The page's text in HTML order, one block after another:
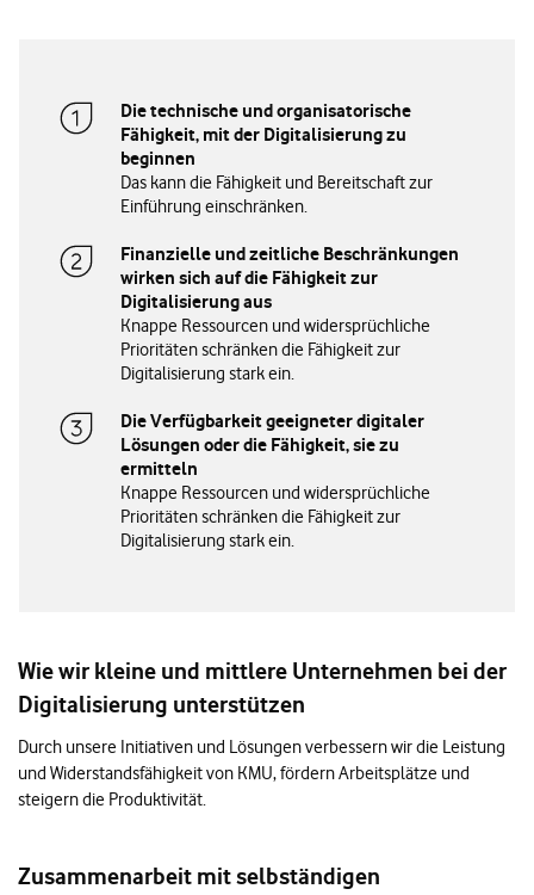
Die technische und organisatorische
Fähigkeit, mit der Digitalisierung zu
beginnen
Das kann die Fähigkeit und Bereitschaft zur
Einführung einschränken.
Finanzielle und zeitliche Beschränkungen
wirken sich auf die Fähigkeit zur
Digitalisierung aus
Knappe Ressourcen und widersprüchliche
Prioritäten schränken die Fähigkeit zur
Digitalisierung stark ein.
Die Verfügbarkeit geeigneter digitaler
Lösungen oder die Fähigkeit, sie zu
ermitteln
Knappe Ressourcen und widersprüchliche
Prioritäten schränken die Fähigkeit zur
Digitalisierung stark ein.
Wie wir kleine und mittlere Unternehmen bei der
Digitalisierung unterstützen
Durch unsere Initiativen und Lösungen verbessern wir die Leistung
und Widerstandsfähigkeit von KMU, fördern Arbeitsplätze und
steigern die Produktivität.
Zusammenarbeit mit selbständigen